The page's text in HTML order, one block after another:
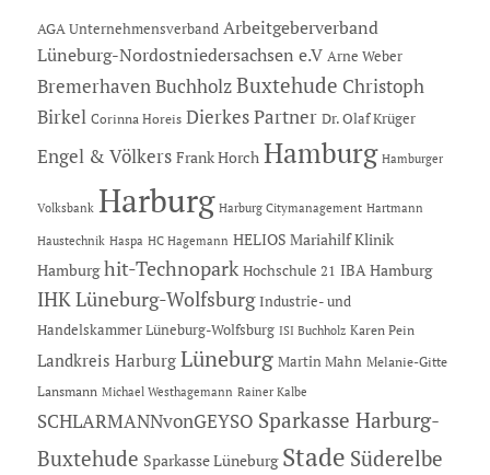
AGA Unternehmensverband Arbeitgeberverband
Lüneburg-Nordostniedersachsen e.V Arne Weber
Bremerhaven Buchholz Buxtehude Christoph
Birkel Corinna Horeis Dierkes Partner Dr. Olaf Krüger
Engel & Völkers Frank Horch Hamburg Hamburger
Volksbank Harburg Harburg Citymanagement Hartmann
Haustechnik Haspa HC Hagemann HELIOS Mariahilf Klinik
Hamburg hit-Technopark Hochschule 21 IBA Hamburg
IHK Lüneburg-Wolfsburg Industrie- und
Handelskammer Lüneburg-Wolfsburg ISI Buchholz Karen Pein
Landkreis Harburg Lüneburg Martin Mahn Melanie-Gitte
Lansmann Michael Westhagemann Rainer Kalbe
SCHLARMANNvonGEYSO Sparkasse Harburg-
Buxtehude Sparkasse Lüneburg Stade Süderelbe